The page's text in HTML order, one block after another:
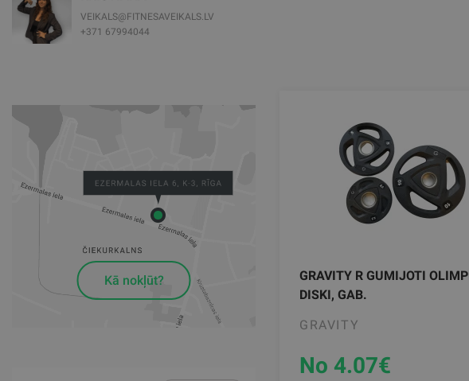
VEIKALS@FITNESAVEIKALS.LV
+371 67994044
Kā nokļūt?
GRAVITY R GUMIJOTI
DISKI, GAB.
GRAVITY
No 4.07€